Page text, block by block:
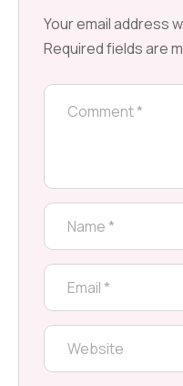
Your email address
Required fields are